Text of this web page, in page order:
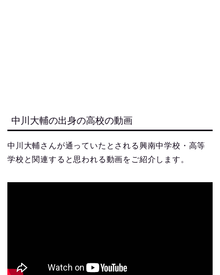
中川大輔の出身の高校の動画
中川大輔さんが通っていたとされる興南中学校・高等
学校と関連すると思われる動画をご紹介します。